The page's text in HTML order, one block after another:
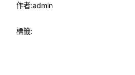
作者:admin
標籤: